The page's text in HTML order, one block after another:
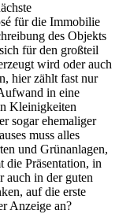
für die Immobilie
des Objekts
für den großteil
wird oder auch
hier zählt fast nur
in eine
Kleinigkeiten
sogar ehemaliger
muss alles
und Grünanlagen,
die Präsentation, in
auch in der guten
auf die erste
Anzeige an?